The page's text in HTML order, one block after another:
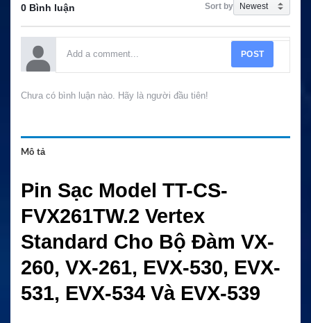
0 Bình luận Sort by
POST
Chưa có bình luận nào. Hãy là người đầu tiên!
Mô tả
Pin Sạc Model TT-CS-
FVX261TW.2 Vertex
Standard Cho Bộ Đàm VX-
260, VX-261, EVX-530, EVX-
531, EVX-534 Và EVX-539